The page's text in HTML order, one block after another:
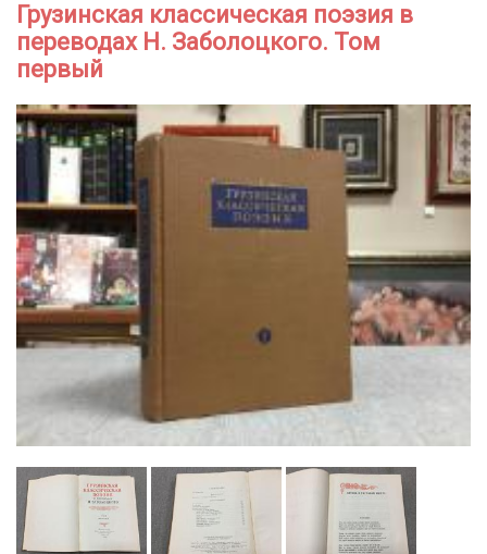
Грузинская классическая поэзия в
переводах Н. Заболоцкого. Том
первый